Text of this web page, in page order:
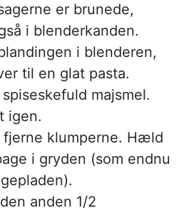
er brunede,
i blenderkanden.
i blenderen,
til en glat pasta.
majsmel.
igen.
fjerne klumperne. Hæld
i gryden (som endnu
anden 1/2